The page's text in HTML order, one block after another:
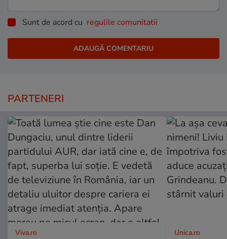
Sunt de acord cu regulile comunitatii
PARTENERI
Viva.ro Unica.ro